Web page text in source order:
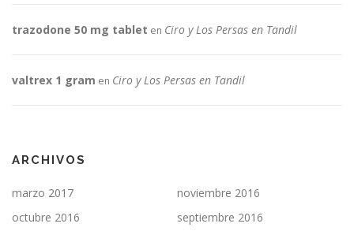
trazodone 50 mg tablet en Ciro y Los Persas en Tandil
valtrex 1 gram en Ciro y Los Persas en Tandil
ARCHIVOS
marzo 2017
noviembre 2016
octubre 2016
septiembre 2016